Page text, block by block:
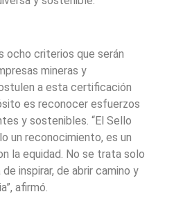
ocho criterios que serán
mineras y
a esta certificación
es reconocer esfuerzos
y sostenibles. “El Sello
un reconocimiento, es un
la equidad. No se trata solo
inspirar, de abrir camino y
afirmó.